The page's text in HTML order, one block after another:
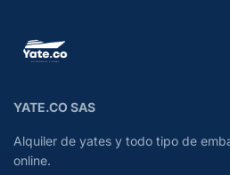
YATE.CO SAS
Alquiler de yates y todo tipo de
online.